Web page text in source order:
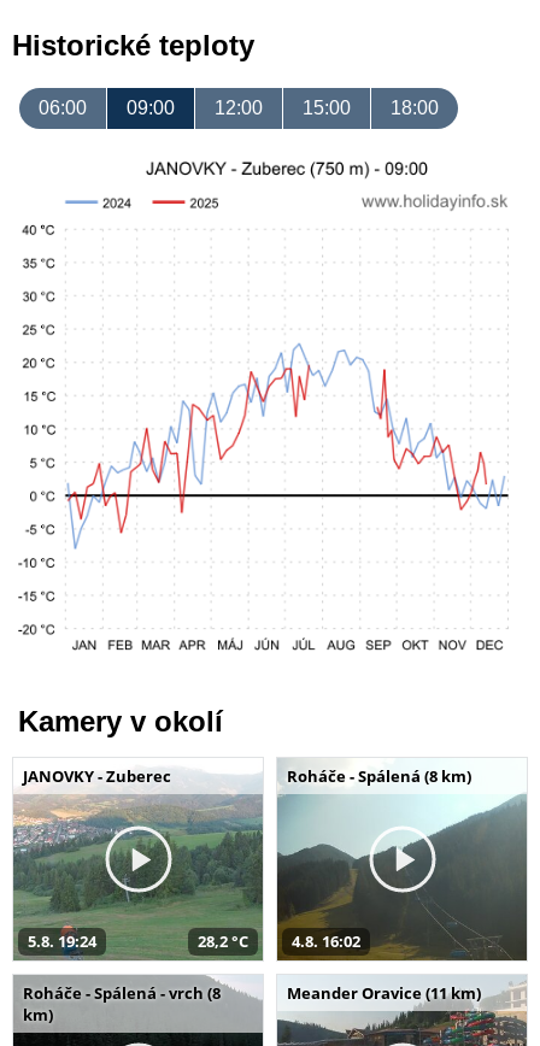
Historické teploty
06:00 09:00 12:00 15:00 18:00
Kamery v okolí
JANOVKY - Zuberec
5.8. 19:24 28,2 °C
Roháče - Spálená (8 km)
4.8. 16:02
Roháče - Spálená - vrch (8
km)
Meander Oravice (11 km)